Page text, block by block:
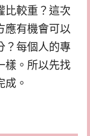
比較重？這次
應有機會可以
？每個人的專
樣。所以先找
。